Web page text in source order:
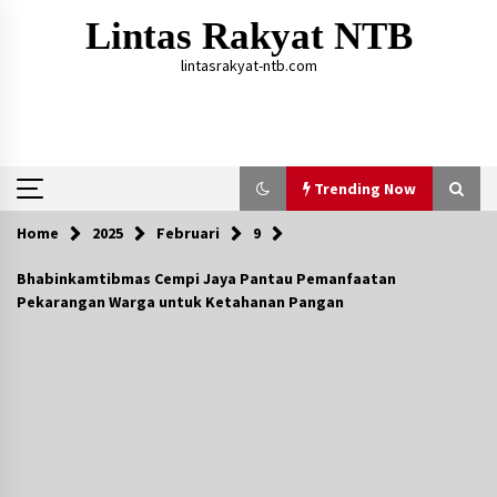
Lintas Rakyat NTB
lintasrakyat-ntb.com
Trending Now
Trending Now
Aksi Penggerebekan Pengedar Sabu di Dompu,
Home 2025 Februari 9
Bhabinkamtibmas Cempi Jaya Pantau Pemanfaatan
Pekarangan Warga untuk Ketahanan Pangan